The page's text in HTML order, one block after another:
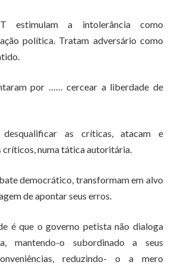
estimulam a intolerância como
política. Tratam adversário como
por …… cercear a liberdade de
as críticas, atacam e
críticos, numa tática autoritária.
democrático, transformam em alvo
de apontar seus erros.
é que o governo petista não dialoga
mantendo-o subordinado a seus
reduzindo- o a mero